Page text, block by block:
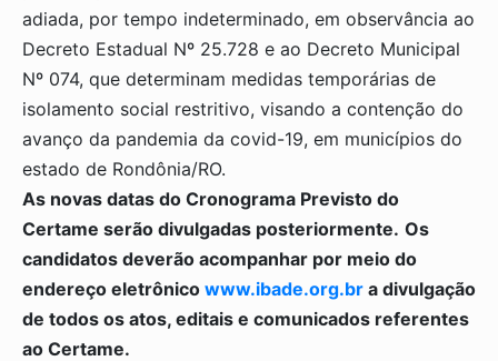
adiada, por tempo indeterminado, em observância ao
Decreto Estadual Nº 25.728 e ao Decreto Municipal
Nº 074, que determinam medidas temporárias de
isolamento social restritivo, visando a contenção do
avanço da pandemia da covid-19, em municípios do
estado de Rondônia/RO.
As novas datas do Cronograma Previsto do
Certame serão divulgadas posteriormente. Os
candidatos deverão acompanhar por meio do
endereço eletrônico www.ibade.org.br a divulgação
de todos os atos, editais e comunicados referentes
ao Certame.